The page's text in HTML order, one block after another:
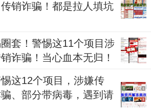
销诈骗！都是拉人填坑
套！警惕这11个项目涉
诈骗！当心血本无归！
这12个项目，涉嫌传
、部分带病毒，遇到请